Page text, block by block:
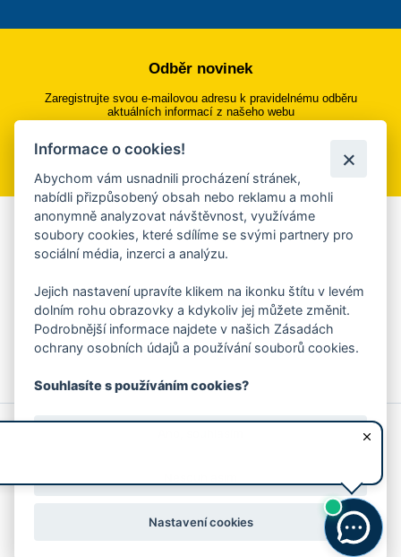
Odběr novinek
Zaregistrujte svou e-mailovou adresu k pravidelnému odběru
aktuálních informací z našeho webu
Přihlásit se k odběru
Aplikace Mobilní rozhlas
Chcete dostávat do svého mobilu či mailu upozornění na
ankety, pozvánky na kulturní a sportovní akce?
Více informací o aplikaci
© 2026 Magistrát města Zlína
Prohlášení o používání cookies
Informace o cookies!
Abychom vám usnadnili procházení stránek,
nabídli přizpůsobený obsah nebo reklamu a mohli
anonymně analyzovat návštěvnost, využíváme
soubory cookies, které sdílíme se svými partnery pro
sociální média, inzerci a analýzu.
Jejich nastavení upravíte klikem na ikonku štítu v levém
dolním rohu obrazovky a kdykoliv jej můžete změnit.
Podrobnější informace najdete v našich Zásadách
ochrany osobních údajů a používání souborů cookies.
Souhlasíte s používáním cookies?
Nastavení cookies